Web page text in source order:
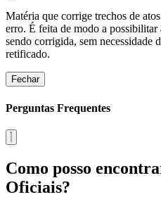
Matéria que corrige trechos de
erro. É feita de modo a possibilitar
sendo corrigida, sem necessidade
retificado.
Fechar
Perguntas Frequentes
Como posso
Oficiais?